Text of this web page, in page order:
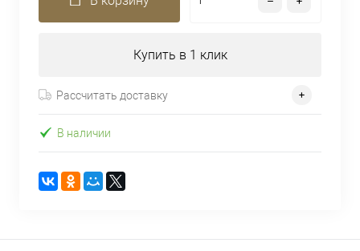
Купить в 1 клик
Рассчитать доставку
В наличии